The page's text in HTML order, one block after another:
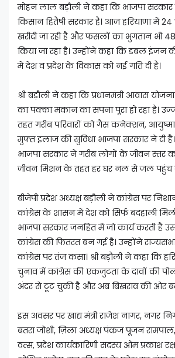
मोहन लाल बड़ौली ने कहा कि भाजपा सरकार
किसान हितैषी सरकार है। आज हरियाणा में
खरीदी जा रही है और फसलों का भुगतान भी
किया जा रहा है। उन्होंने कहा कि डबल इंजन
में देश व प्रदेश के विकास को नई गति दी है।
श्री बड़ौली ने कहा कि प्रधानमंत्री आवास
का पक्का मकान का सपना पूरा हो रहा है।
तहत गरीब परिवारों को गैस कनेक्शन,
मुफ्त इलाज की सुविधा भाजपा सरकार ने दी
भाजपा सरकार ने गरीब लोगों के जीवन स्तर
जीवन मिशन के तहत हर घर नल से जल पहुंच
बीजेपी प्रदेश अध्यक्ष बड़ौली ने कांग्रेस पर
कांग्रेस के शासन में देश को सिर्फ बदहाली
भाजपा सरकार जनहित में जो कार्य करती है
कांग्रेस की फितरत बन गई है। उन्होंने
कांग्रेस पर तंज कसा। श्री बड़ौली ने कहा कि
चुनाव में कांग्रेस की एकजुटता के दावों की
अंदर से टूट चुकी है और अब बिखराव की ओर बढ़
इस अवसर पर खाद्य मंत्री राजेश नागर, नगर
बतरा जोशी, ज़िला अध्यक्ष पंकज पूजन रामपाल,
वत्स, प्रदेश कार्यकारिणी सदस्य ओम प्रकाश